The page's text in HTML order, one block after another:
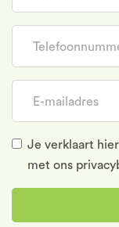
E-mailadres
Je verklaart
met ons